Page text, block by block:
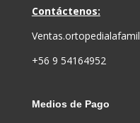
Contáctenos:
+56 9 54164952
Medios de Pago